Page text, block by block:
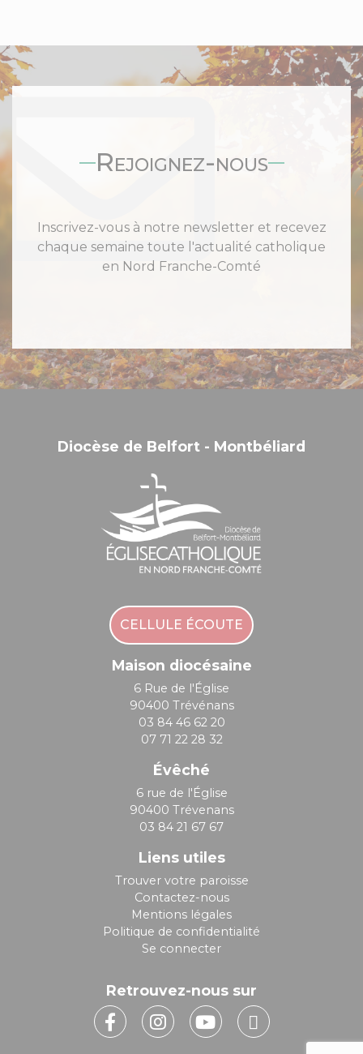
Rejoignez-nous
Inscrivez-vous à notre newsletter et recevez
chaque semaine toute l'actualité catholique
en Nord Franche-Comté
Diocèse de Belfort - Montbéliard
CELLULE ÉCOUTE
Maison diocésaine
6 Rue de l'Église
90400 Trévénans
03 84 46 62 20
07 71 22 28 32
Évêché
6 rue de l'Église
90400 Trévenans
03 84 21 67 67
Liens utiles
Trouver votre paroisse
Contactez-nous
Mentions légales
Politique de confidentialité
Se connecter
Retrouvez-nous sur